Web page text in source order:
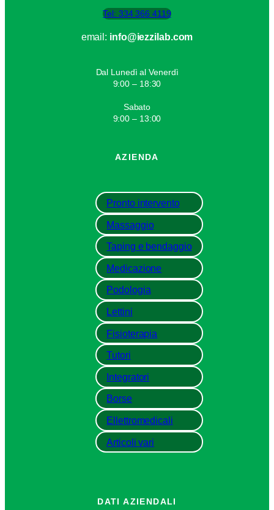
Tel: 334 366 4119
email: info@iezzilab.com
Dal Lunedì al Venerdì
9:00 – 18:30
Sabato
9:00 – 13:00
AZIENDA
Pronto intervento
Massaggio
Taping e bendaggio
Medicazione
Podologia
Lettini
Fisioterapia
Tutori
Integratori
Borse
Ellettromedicali
Articoli vari
DATI AZIENDALI